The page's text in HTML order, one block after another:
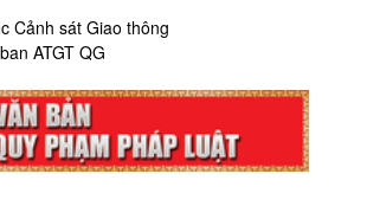
Cảnh sát Giao thông
ATGT QG